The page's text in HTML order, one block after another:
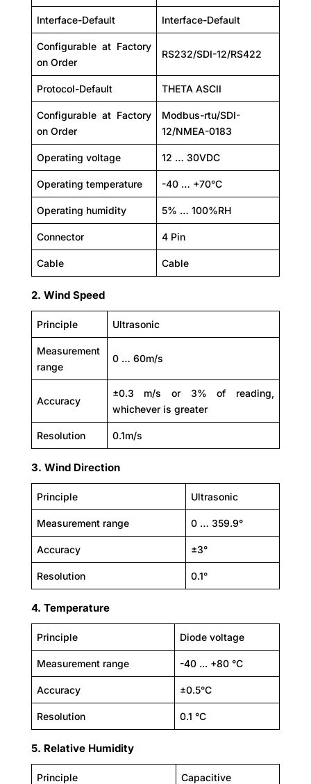
Interface-Default Interface-Default
Configurable at Factory
on Order
RS232/SDI-12/RS422
Protocol-Default THETA ASCII
Configurable at Factory
on Order
Modbus-rtu/SDI-
12/NMEA-0183
Operating voltage 12 … 30VDC
Operating temperature -40 … +70°C
Operating humidity 5% … 100%RH
Connector 4 Pin
Cable Cable
2. Wind Speed
Principle Ultrasonic
Measurement
range
0 … 60m/s
Accuracy
±0.3 m/s or 3% of reading,
whichever is greater
Resolution 0.1m/s
3. Wind Direction
Principle Ultrasonic
Measurement range 0 … 359.9°
Accuracy ±3°
Resolution 0.1°
4. Temperature
Principle Diode voltage
Measurement range -40 ... +80 °C
Accuracy ±0.5°C
Resolution 0.1 °C
5. Relative Humidity
Principle Capacitive